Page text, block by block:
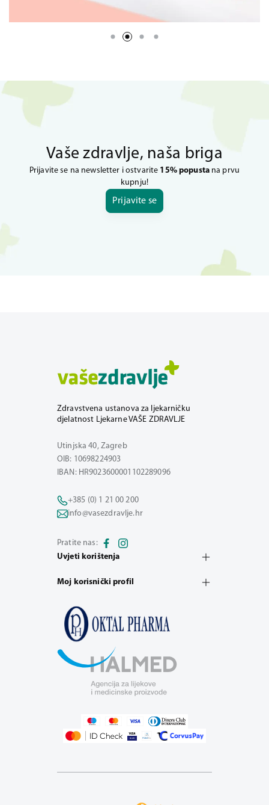
Vaše zdravlje, naša briga
Prijavite se na newsletter i ostvarite 15% popustana prvu
kupnju!
Prijavite se
Zdravstvena ustanova za ljekarničku
djelatnost Ljekarne VAŠE ZDRAVLJE
Utinjska 40, Zagreb
OIB: 10698224903
IBAN: HR9023600001102289096
+385 (0) 1 21 00 200
info@vasezdravlje.hr
Pratite nas:
Uvjeti korištenja
Moj korisnički profil